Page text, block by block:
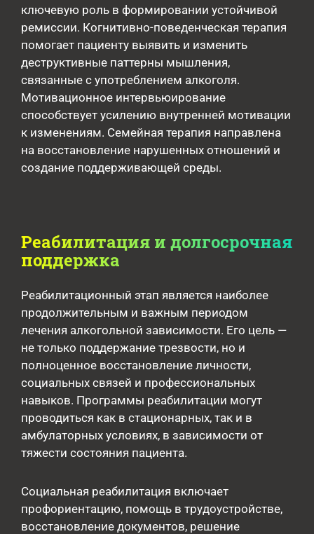
ключевую роль в формировании устойчивой
ремиссии. Когнитивно-поведенческая терапия
помогает пациенту выявить и изменить
деструктивные паттерны мышления,
связанные с употреблением алкоголя.
Мотивационное интервьюирование
способствует усилению внутренней мотивации
к изменениям. Семейная терапия направлена
на восстановление нарушенных отношений и
создание поддерживающей среды.
Реабилитация и долгосрочная
поддержка
Реабилитационный этап является наиболее
продолжительным и важным периодом
лечения алкогольной зависимости. Его цель —
не только поддержание трезвости, но и
полноценное восстановление личности,
социальных связей и профессиональных
навыков. Программы реабилитации могут
проводиться как в стационарных, так и в
амбулаторных условиях, в зависимости от
тяжести состояния пациента.
Социальная реабилитация включает
профориентацию, помощь в трудоустройстве,
восстановление документов, решение